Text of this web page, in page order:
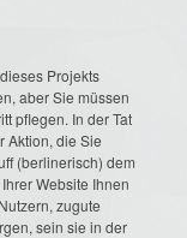
Projekts
aber Sie müssen
pflegen. In der Tat
Aktion, die Sie
(berlinerisch) dem
Website Ihnen
zugute
sein sie in der